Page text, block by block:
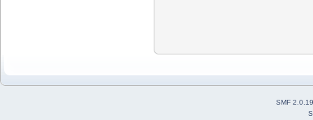
SMF 2.0.19